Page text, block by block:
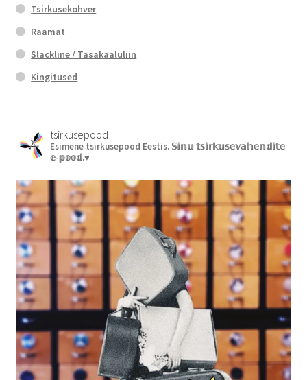
Tsirkusekohver
Raamat
Slackline / Tasakaaluliin
Kingitused
tsirkusepood
Esimene tsirkusepood Eestis. 𝕊𝕚𝕟𝕦 𝕥𝕤𝕚𝕣𝕜𝕦𝕤𝕖𝕧𝕒𝕙𝕖𝕟𝕕𝕚𝕥𝕖
𝕖-𝕡𝕠𝕠𝕕.♥︎